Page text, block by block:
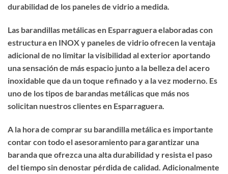
durabilidad de los paneles de vidrio a medida.
Las barandillas metálicas en Esparraguera elaboradas con
estructura en INOX y paneles de vidrio ofrecen la ventaja
adicional de no limitar la visibilidad al exterior aportando
una sensación de más espacio junto a la belleza del acero
inoxidable que da un toque refinado y a la vez moderno. Es
uno de los tipos de barandas metálicas que más nos
solicitan nuestros clientes en Esparraguera.
A la hora de comprar su barandilla metálicaes importante
contar con todo el asesoramiento para garantizar una
baranda que ofrezca una alta durabilidad y resista el paso
del tiempo sin denostar pérdida de calidad. Adicionalmente